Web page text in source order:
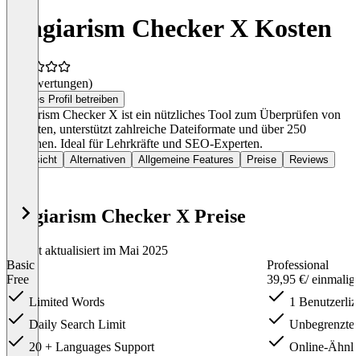
Plagiarism Checker X Kosten
(0 Bewertungen)
Dieses Profil betreiben
Plagiarism Checker X ist ein nützliches Tool zum Überprüfen von
Plagiaten, unterstützt zahlreiche Dateiformate und über 250
Sprachen. Ideal für Lehrkräfte und SEO-Experten.
Übersicht Alternativen Allgemeine Features Preise Reviews
Plagiarism Checker X Preise
Zuletzt aktualisiert im Mai 2025
Basic
Free
Limited Words
Daily Search Limit
20 + Languages Support
Professional
39,95 €/ einmalig
1
Unbegrenzte
Online-